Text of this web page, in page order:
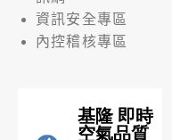
資訊安全專區
內控稽核專區